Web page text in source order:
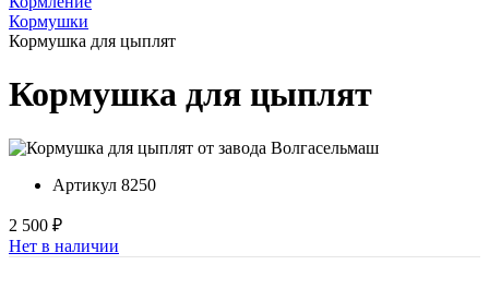
Кормушки
Кормушка для цыплят
Кормушка для цыплят
Артикул 8250
2 500 ₽
Нет в наличии